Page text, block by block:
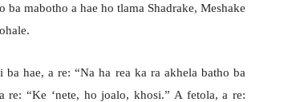
ba mabotho a hae ho tlama Shadrake, Meshake
hae, a re: “Na ha rea ka ra akhela batho ba
re: “Ke ‘nete, ho joalo, khosi.” A fetola, a re: